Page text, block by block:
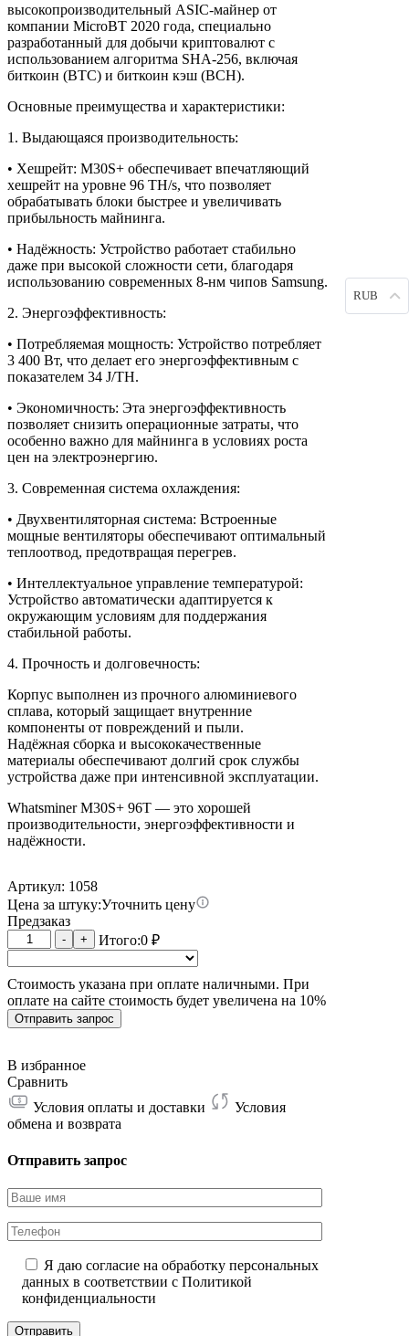
высокопроизводительный ASIC-майнер от
компании MicroBT 2020 года, специально
разработанный для добычи криптовалют с
использованием алгоритма SHA-256, включая
биткоин (BTC) и биткоин кэш (BCH).
Основные преимущества и характеристики:
1. Выдающаяся производительность:
• Хешрейт: M30S+ обеспечивает впечатляющий
хешрейт на уровне 96 TH/s, что позволяет
обрабатывать блоки быстрее и увеличивать
прибыльность майнинга.
• Надёжность: Устройство работает стабильно
даже при высокой сложности сети, благодаря
использованию современных 8-нм чипов Samsung.
2. Энергоэффективность:
• Потребляемая мощность: Устройство потребляет
3 400 Вт, что делает его энергоэффективным с
показателем 34 J/TH.
• Экономичность: Эта энергоэффективность
позволяет снизить операционные затраты, что
особенно важно для майнинга в условиях роста
цен на электроэнергию.
3. Современная система охлаждения:
• Двухвентиляторная система: Встроенные
мощные вентиляторы обеспечивают оптимальный
теплоотвод, предотвращая перегрев.
• Интеллектуальное управление температурой:
Устройство автоматически адаптируется к
окружающим условиям для поддержания
стабильной работы.
4. Прочность и долговечность:
Корпус выполнен из прочного алюминиевого
сплава, который защищает внутренние
компоненты от повреждений и пыли.
Надёжная сборка и высококачественные
материалы обеспечивают долгий срок службы
устройства даже при интенсивной эксплуатации.
Whatsminer M30S+ 96T — это хорошей
производительности, энергоэффективности и
надёжности.
Артикул: 1058
Цена за штуку:Уточнить цену
Предзаказ
Количество
товара
Whatsminer
M30S+
34W
96T
- + Итого:0₽
Стоимость указана при оплате наличными. При
оплате на сайте стоимость будет увеличена на 10%
Отправить запрос
В избранное
Сравнить
Условия оплаты и доставки
Условия
обмена и возврата
Отправить запрос
Я даю согласие на обработку персональных
данных в соответствии с Политикой
конфиденциальности
RUB